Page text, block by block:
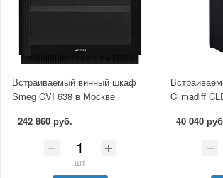
Встраиваемый винный шкаф
Smeg CVI 638 в Москве
242 860 руб.
шт
Climadiff
40 040